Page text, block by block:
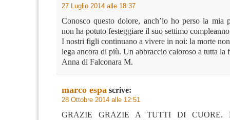
27 Luglio 2014 alle 18:37
Conosco questo dolore, anch’io ho perso la mia
non ha potuto festeggiare il suo settimo
I nostri figli continuano a vivere in noi: la morte
lega ancora di più. Un abbraccio caloroso a tutta la
Anna di Falconara M.
marco espa scrive:
28 Ottobre 2014 alle 12:51
GRAZIE GRAZIE A TUTTI DI CUORE.